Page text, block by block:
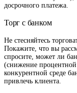
досрочного платежа.
Торг с банком
Не стесняйтесь
Покажите, что вы
спросите, может ли
(снижение
конкурентной среде
привлечь клиента.